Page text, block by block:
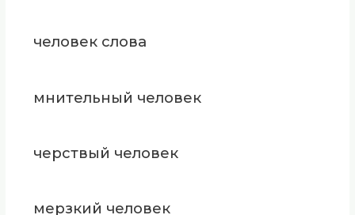
человек слова
мнительный человек
черствый человек
мерзкий человек